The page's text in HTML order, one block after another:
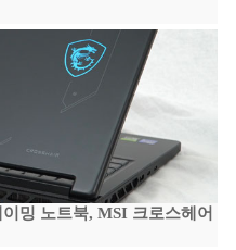
밍 노트북, MSI 크로스헤어